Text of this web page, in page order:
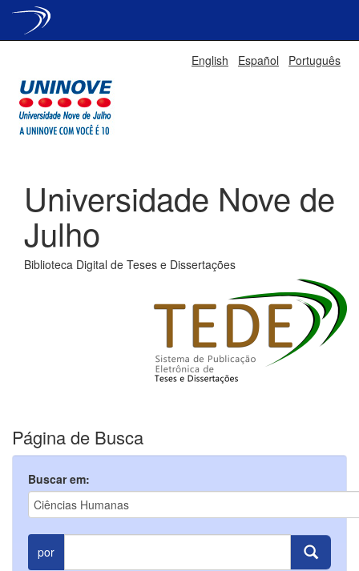
English Español Português
Universidade Nove de
Julho
Biblioteca Digital de Teses e Dissertações
Página de Busca
Buscar em:
por